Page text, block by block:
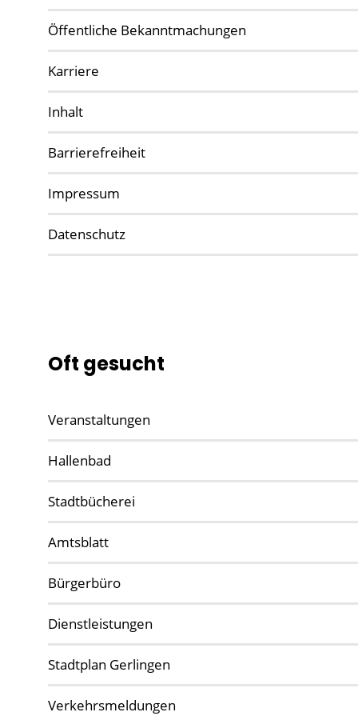
Öffentliche Bekanntmachungen
Karriere
Inhalt
Barrierefreiheit
Impressum
Datenschutz
Oft gesucht
Veranstaltungen
Hallenbad
Stadtbücherei
Amtsblatt
Bürgerbüro
Dienstleistungen
Stadtplan Gerlingen
Verkehrsmeldungen